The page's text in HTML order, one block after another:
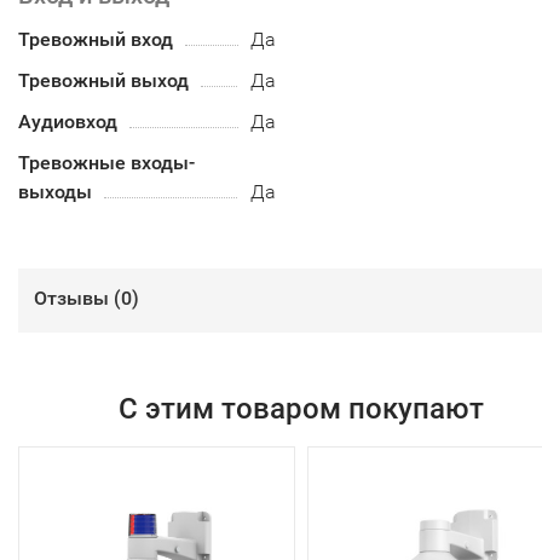
Тревожный вход
Да
Тревожный выход
Да
Аудиовход
Да
Тревожные входы-
выходы
Да
Отзывы (0)
С этим товаром покупают